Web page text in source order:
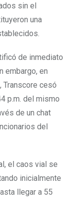
sin el
una
de inmediato
embargo, en
Transcore cesó
p.m. del mismo
de un chat
del
el caos vial se
inicialmente
llegar a 55